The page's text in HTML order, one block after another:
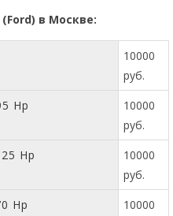
в Москве:
10000
руб.
Hp
10000
руб.
Hp
10000
руб.
Hp
10000